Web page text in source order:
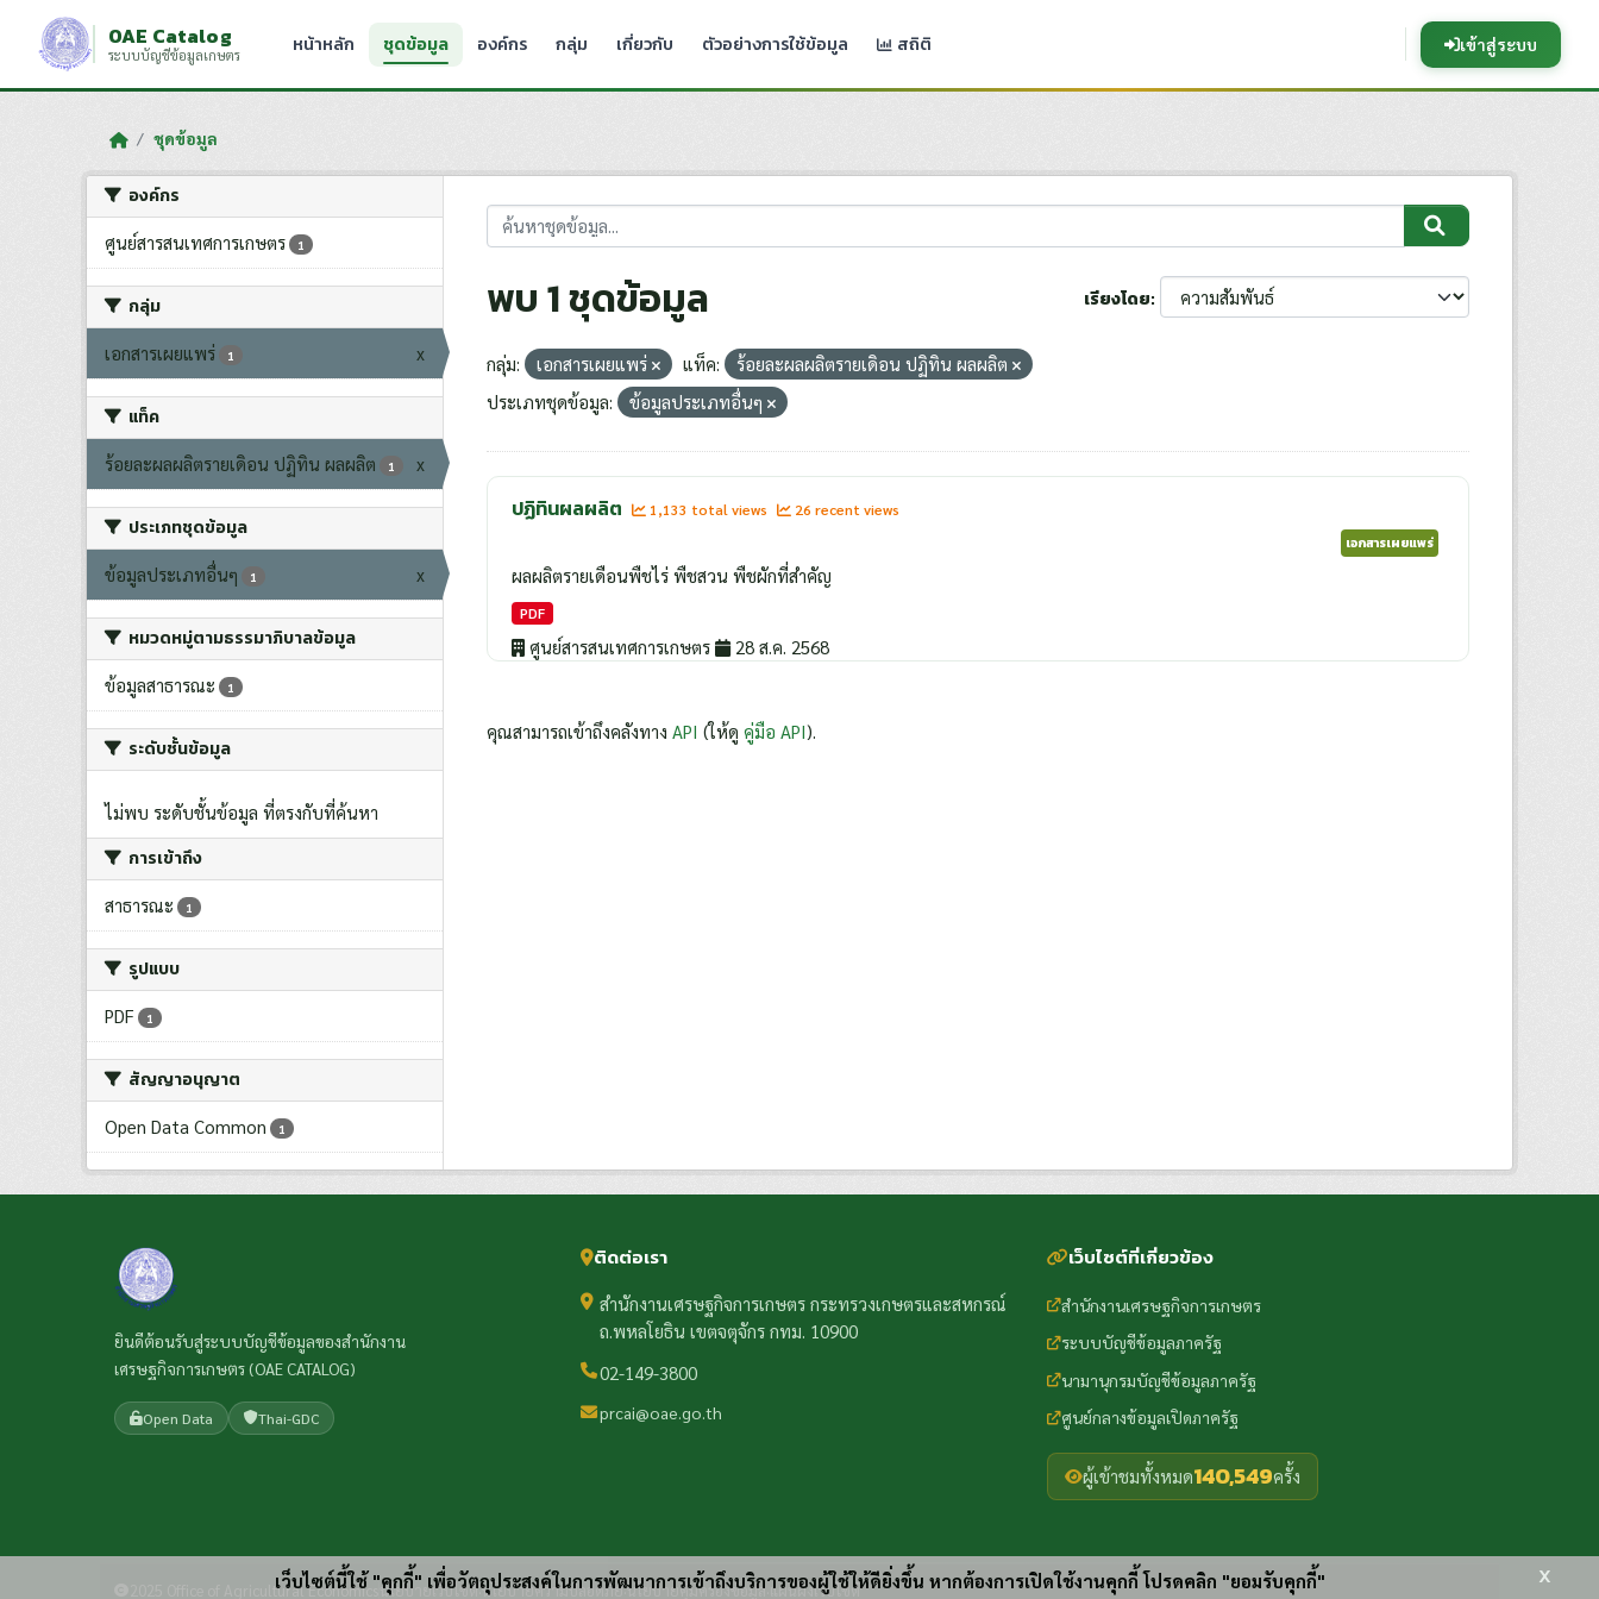
Skip to main content
OAE Catalog
ระบบบัญชีข้อมูลเกษตร หน้าหลัก ชุดข้อมูล องค์กร กลุ่ม เกี่ยวกับ ตัวอย่างการใช้ข้อมูล สถิติ เข้าสู่ระบบ
ชุดข้อมูล
องค์กร
ศูนย์สารสนเทศการเกษตร 1
กลุ่ม
เอกสารเผยแพร่ 1 x
แท็ค
ร้อยละผลผลิตรายเดิอน ปฏิทิน ผลผลิต 1 x
ประเภทชุดข้อมูล
ข้อมูลประเภทอื่นๆ 1 x
หมวดหมู่ตามธรรมาภิบาลข้อมูล
ข้อมูลสาธารณะ 1
ระดับชั้นข้อมูล
ไม่พบ ระดับชั้นข้อมูล ที่ตรงกับที่ค้นหา
การเข้าถึง
สาธารณะ 1
รูปแบบ
PDF 1
สัญญาอนุญาต
Open Data Common 1
เรียงโดย
พบ 1 ชุดข้อมูล
กลุ่ม: เอกสารเผยแพร่ แท็ค:
ร้อยละผลผลิตรายเดิอน ปฏิทิน ผลผลิต
ประเภทชุดข้อมูล:
ข้อมูลประเภทอื่นๆ
ปฏิทินผลผลิต 1,133 total views
26 recent views
เอกสารเผยแพร่
ผลผลิตรายเดือนพืชไร่ พืชสวน พืชผักที่สำคัญ
PDF
ศูนย์สารสนเทศการเกษตร 28 ส.ค. 2568
คุณสามารถเข้าถึงคลังทาง API (ให้ดู คู่มือ API).
ยินดีต้อนรับสู่ระบบบัญชีข้อมูลของสำนักงาน
เศรษฐกิจการเกษตร (OAE CATALOG)
Open Data Thai-GDC
ติดต่อเรา
สำนักงานเศรษฐกิจการเกษตร กระทรวงเกษตรและสหกรณ์
ถ.พหลโยธิน เขตจตุจักร กทม. 10900
02-149-3800
prcai@oae.go.th
เว็บไซต์ที่เกี่ยวข้อง
สำนักงานเศรษฐกิจการเกษตร
ระบบบัญชีข้อมูลภาครัฐ
นามานุกรมบัญชีข้อมูลภาครัฐ
ศูนย์กลางข้อมูลเปิดภาครัฐ
ผู้เข้าชมทั้งหมด140,549ครั้ง
2025 Office of Agricultural Economics นโยบายเว็บไซต์·นโยบายความปลอดภัย·นโยบายคุ้มครองข้อมูล แผนผังเว็บไซต์
เว็บไซต์นี้ใช้ "คุกกี้" เพื่อวัตถุประสงค์ในการพัฒนาการเข้าถึงบริการของผู้ใช้ให้ดียิ่งขึ้น หากต้องการเปิดใช้งานคุกกี้ โปรดคลิก "ยอมรับคุกกี้" x